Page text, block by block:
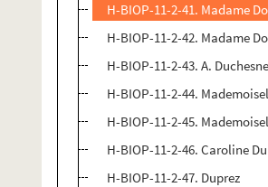
H-BIOP-11-2-41. Madame
H-BIOP-11-2-42. Madame
H-BIOP-11-2-43. A. Duchesne
H-BIOP-11-2-44.
H-BIOP-11-2-45.
H-BIOP-11-2-46. Caroline
H-BIOP-11-2-47. Duprez